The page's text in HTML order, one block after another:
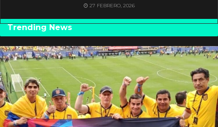
27 FEBRERO, 2026
Trending News